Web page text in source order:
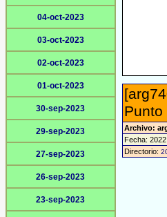
04-oct-2023
03-oct-2023
02-oct-2023
01-oct-2023
30-sep-2023
29-sep-2023
27-sep-2023
26-sep-2023
23-sep-2023
Archivo:
Fecha:
Directorio: